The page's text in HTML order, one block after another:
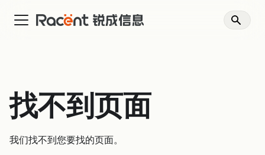
找不到页面
我们找不到您要找的页面。